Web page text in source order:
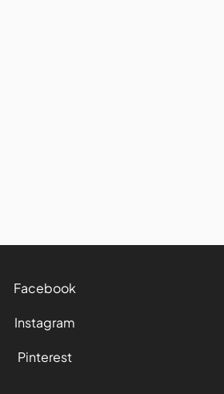
Facebook
Instagram
Pinterest